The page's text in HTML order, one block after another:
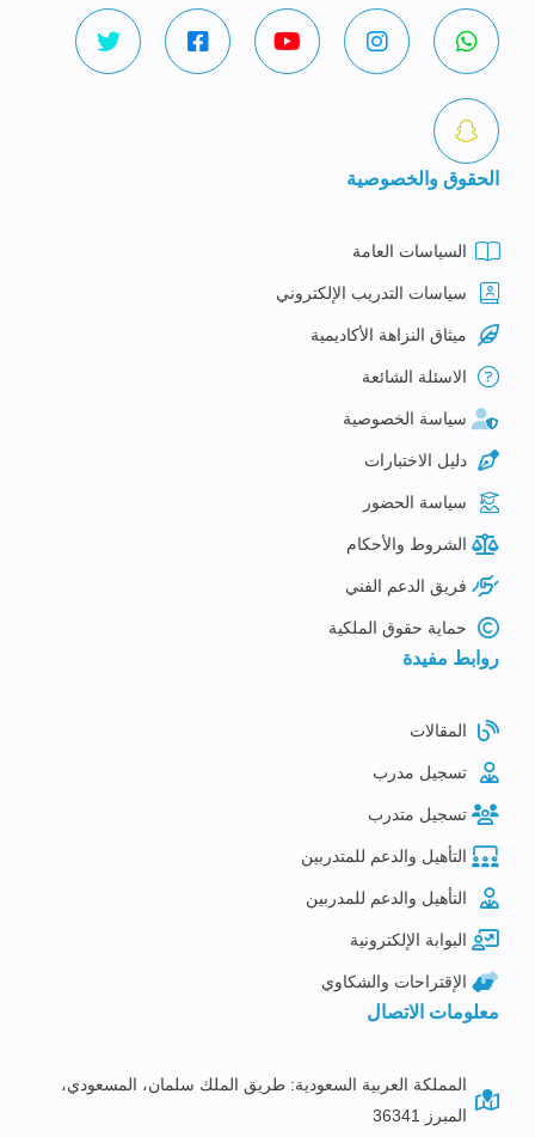
الحقوق والخصوصية
السياسات العامة
سياسات التدريب الإلكتروني
ميثاق النزاهة الأكاديمية
الاسئلة الشائعة
سياسة الخصوصية
دليل الاختبارات
سياسة الحضور
الشروط والأحكام
فريق الدعم الفني
حماية حقوق الملكية
روابط مفيدة
المقالات
تسجيل مدرب
تسجيل متدرب
التأهيل والدعم للمتدربين
التأهيل والدعم للمدربين
البوابة الإلكترونية
الإقتراحات والشكاوي
معلومات الاتصال
المملكة العربية السعودية: طريق الملك سلمان، المسعودي،
المبرز 36341